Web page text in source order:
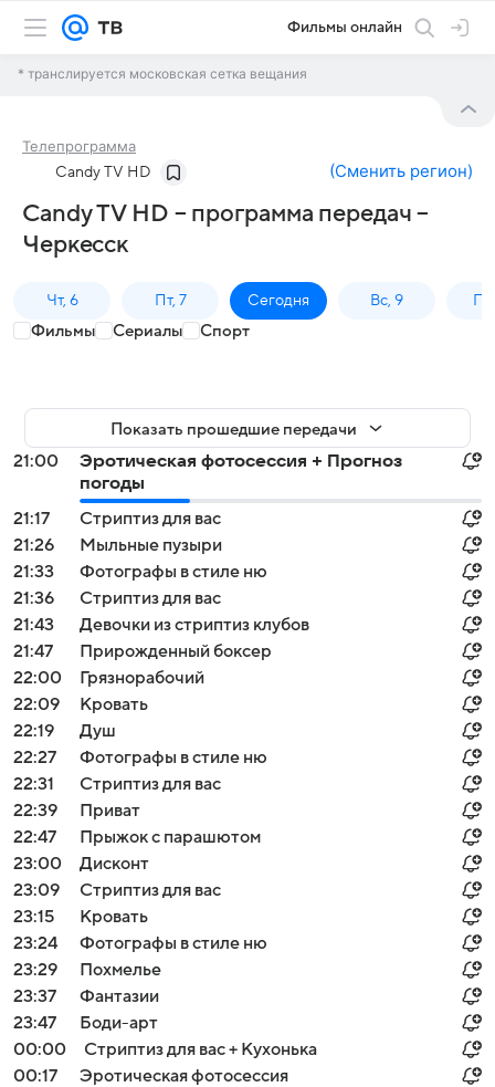
Фильмы онлайн
* транслируется московская сетка вещания
Телепрограмма
Candy TV HD (Сменить регион)
Candy TV HD – программа передач –
Черкесск
Чт, 6 Пт, 7 Сегодня Вс, 9
Фильмы Сериалы Спорт
Показать прошедшие передачи
21:00
Эротическая фотосессия + Прогноз
погоды
21:17
Стриптиз для вас
21:26
Мыльные пузыри
21:33
Фотографы в стиле ню
21:36
Стриптиз для вас
21:43
Девочки из стриптиз клубов
21:47
Прирожденный боксер
22:00
Грязнорабочий
22:09
Кровать
22:19
Душ
22:27
Фотографы в стиле ню
22:31
Стриптиз для вас
22:39
Приват
22:47
Прыжок с парашютом
23:00
Дисконт
23:09
Стриптиз для вас
23:15
Кровать
23:24
Фотографы в стиле ню
23:29
Похмелье
23:37
Фантазии
23:47
Боди-арт
00:00
Стриптиз для вас + Кухонька
00:17
Эротическая фотосессия